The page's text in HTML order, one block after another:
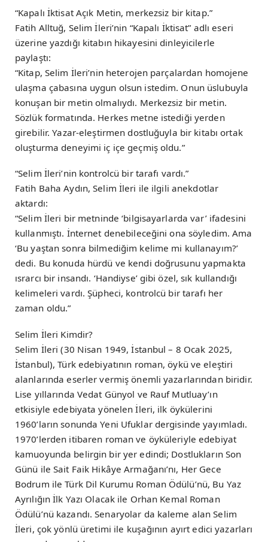
“Kapalı İktisat Açık Metin, merkezsiz bir kitap.”
Fatih Alltuğ, Selim İleri’nin “Kapalı İktisat” adlı eseri
üzerine yazdığı kitabın hikayesini dinleyicilerle
paylaştı:
“Kitap, Selim İleri’nin heterojen parçalardan homojene
ulaşma çabasına uygun olsun istedim. Onun üslubuyla
konuşan bir metin olmalıydı. Merkezsiz bir metin.
Sözlük formatında. Herkes metne istediği yerden
girebilir. Yazar-eleştirmen dostluğuyla bir kitabı ortak
oluşturma deneyimi iç içe geçmiş oldu.”
“Selim İleri’nin kontrolcü bir tarafı vardı.”
Fatih Baha Aydın, Selim İleri ile ilgili anekdotlar
aktardı:
“Selim İleri bir metninde ‘bilgisayarlarda var’ ifadesini
kullanmıştı. İnternet denebileceğini ona söyledim. Ama
‘Bu yaştan sonra bilmediğim kelime mi kullanayım?’
dedi. Bu konuda hürdü ve kendi doğrusunu yapmakta
ısrarcı bir insandı. ‘Handiyse’ gibi özel, sık kullandığı
kelimeleri vardı. Şüpheci, kontrolcü bir tarafı her
zaman oldu.”
Selim İleri Kimdir?
Selim İleri (30 Nisan 1949, İstanbul – 8 Ocak 2025,
İstanbul), Türk edebiyatının roman, öykü ve eleştiri
alanlarında eserler vermiş önemli yazarlarından biridir.
Lise yıllarında Vedat Günyol ve Rauf Mutluay’ın
etkisiyle edebiyata yönelen İleri, ilk öykülerini
1960’ların sonunda Yeni Ufuklar dergisinde yayımladı.
1970’lerden itibaren roman ve öyküleriyle edebiyat
kamuoyunda belirgin bir yer edindi; Dostlukların Son
Günü ile Sait Faik Hikâye Armağanı’nı, Her Gece
Bodrum ile Türk Dil Kurumu Roman Ödülü’nü, Bu Yaz
Ayrılığın İlk Yazı Olacak ile Orhan Kemal Roman
Ödülü’nü kazandı. Senaryolar da kaleme alan Selim
İleri, çok yönlü üretimi ile kuşağının ayırt edici yazarları